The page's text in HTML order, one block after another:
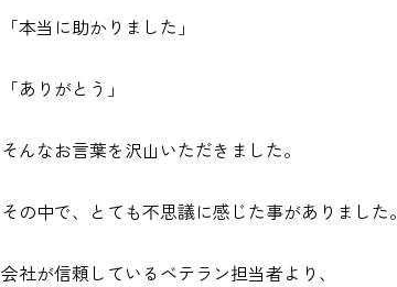
「本当に助かりました」
「ありがとう」
そんなお言葉を沢山いただきました。
その中で、とても不思議に感じた事がありました。
会社が信頼しているベテラン担当者より、